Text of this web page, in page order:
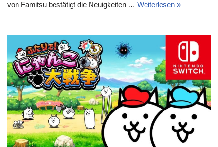
von Famitsu bestätigt die Neuigkeiten.… Weiterlesen »